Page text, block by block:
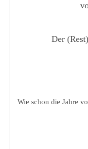
Der
Wie schon die Jahre